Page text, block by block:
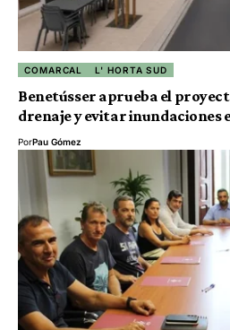
COMARCAL L' HORTA SUD
Benetússer aprueba el
drenaje y evitar inundaciones
PorPau Gómez